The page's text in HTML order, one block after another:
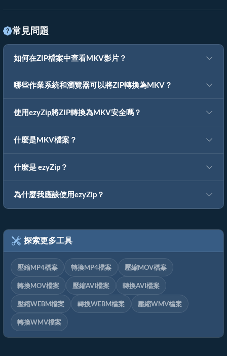
常見問題
如何在ZIP檔案中查看MKV影片？
哪些作業系統和瀏覽器可以將ZIP轉換為MKV？
使用ezyZip將ZIP轉換為MKV安全嗎？
什麼是MKV檔案？
什麼是 ezyZip？
為什麼我應該使用ezyZip？
探索更多工具
壓縮MP4檔案 轉換MP4檔案 壓縮MOV檔案
轉換MOV檔案 壓縮AVI檔案 轉換AVI檔案
壓縮WEBM檔案 轉換WEBM檔案 壓縮WMV檔案
轉換WMV檔案